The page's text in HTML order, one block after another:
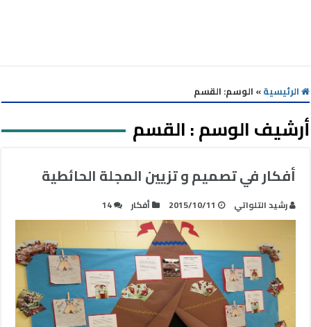
الرئيسية» الوسم: القسم
أرشيف الوسم :القسم
أفكار في تصميم و تزيين المجلة الحائطية
رشيد التلواتي 2015/10/11 أفكار 14